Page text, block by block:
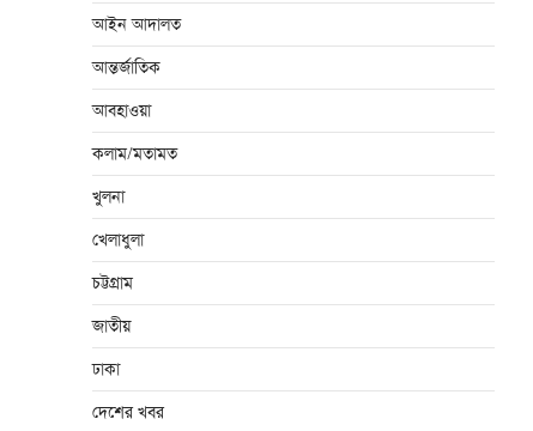
আইন আদালত
আন্তর্জাতিক
আবহাওয়া
কলাম/মতামত
খুলনা
খেলাধুলা
চট্টগ্রাম
জাতীয়
ঢাকা
দেশের খবর